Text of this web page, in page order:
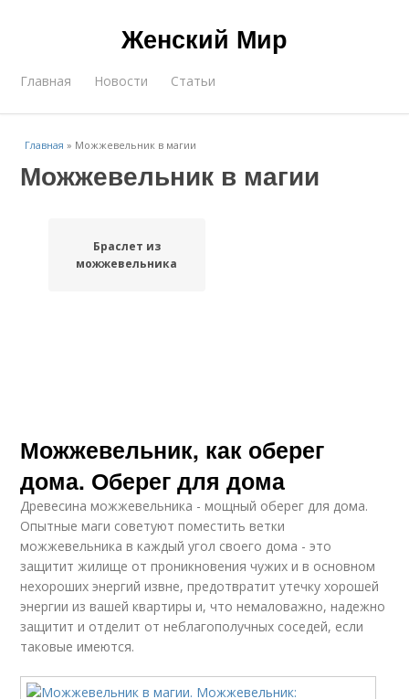
Женский Мир
Главная Новости Статьи
Главная » Можжевельник в магии
Можжевельник в магии
Браслет из
можжевельника
Можжевельник, как оберег
дома. Оберег для дома
Древесина можжевельника - мощный оберег для дома.
Опытные маги советуют поместить ветки
можжевельника в каждый угол своего дома - это
защитит жилище от проникновения чужих и в основном
нехороших энергий извне, предотвратит утечку хорошей
энергии из вашей квартиры и, что немаловажно, надежно
защитит и отделит от неблагополучных соседей, если
таковые имеются.